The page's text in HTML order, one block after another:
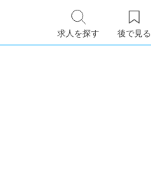
求人を探す 後で見る